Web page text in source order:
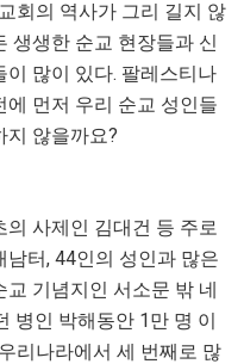
회의 역사가 그리 길지 않
생생한 순교 현장들과 신
많이 있다. 팔레스티나
먼저 우리 순교 성인들
지 않을까요?
사제인 김대건 등 주로
터, 44인의 성인과 많은
기념지인 서소문 밖 네
병인 박해동안 1만 명 이
리나라에서 세 번째로 많